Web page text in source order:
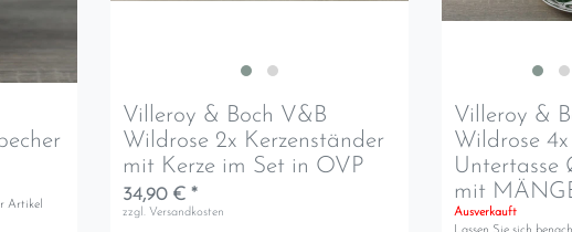
Artikel
Villeroy & Boch V&B
Wildrose 2x Kerzenständer
mit Kerze im Set in OVP
34,90 € *
zzgl. Versandkosten
Villeroy &
Wildrose
Untertasse
mit
Ausverkauft